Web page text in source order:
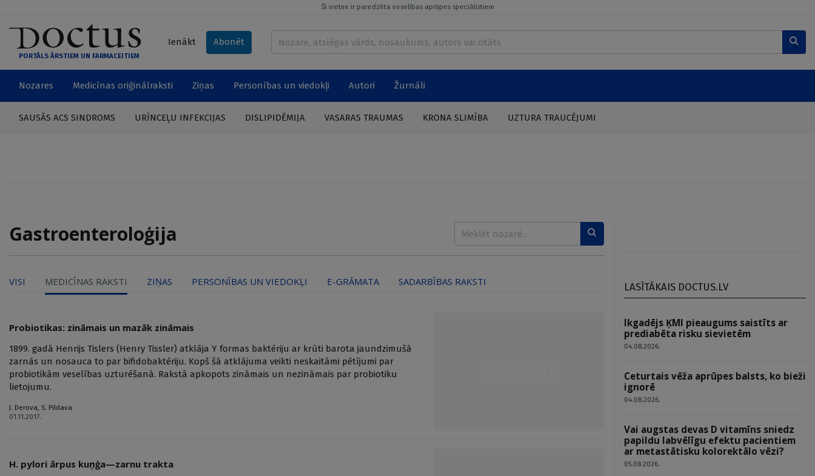
Šī vietne ir paredzēta veselības aprūpes speciālistiem
PORTĀLS ĀRSTIEM UN FARMACEITIEM
Ienākt Abonēt
Nozares Medicīnas oriģinālraksti Ziņas Personības un viedokļi Autori Žurnāli
SAUSĀS ACS SINDROMS URĪNCEĻU INFEKCIJAS DISLIPIDĒMIJA VASARAS TRAUMAS KRONA SLIMĪBA UZTURA TRAUCĒJUMI
Gastroenteroloģija
VISI MEDICĪNAS RAKSTI ZIŅAS PERSONĪBAS UN VIEDOKĻI E-GRĀMATA SADARBĪBAS RAKSTI
Probiotikas: zināmais un mazāk zināmais
1899. gadā Henrijs Tislers (Henry Tissler) atklāja Y formas baktēriju ar krūti barota jaundzimušā
zarnās un nosauca to par bifidobaktēriju. Kopš šā atklājuma veikti neskaitāmi pētījumi par
probiotikām veselības uzturēšanā. Rakstā apkopots zināmais un nezināmais par probiotiku
lietojumu.
J. Derova S. Pildava
01.11.2017.
H. pylori ārpus kuņģa—zarnu trakta
LASĪTĀKAIS DOCTUS.LV
Ikgadējs ĶMI pieaugums saistīts ar
prediabēta risku sievietēm
04.08.2026.
Ceturtais vēža aprūpes balsts, ko bieži
ignorē
04.08.2026.
Vai augstas devas D vitamīns sniedz
papildu labvēlīgu efektu pacientiem
ar metastātisku kolorektālo vēzi?
05.08.2026.